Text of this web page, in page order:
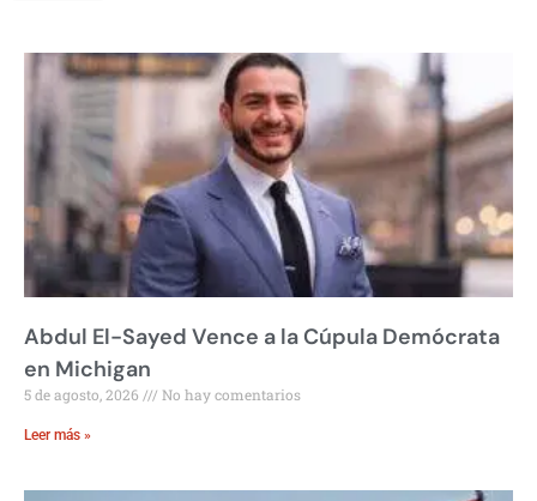
Abdul El-Sayed Vence a la Cúpula Demócrata
en Michigan
5 de agosto, 2026 No hay comentarios
Leer más »